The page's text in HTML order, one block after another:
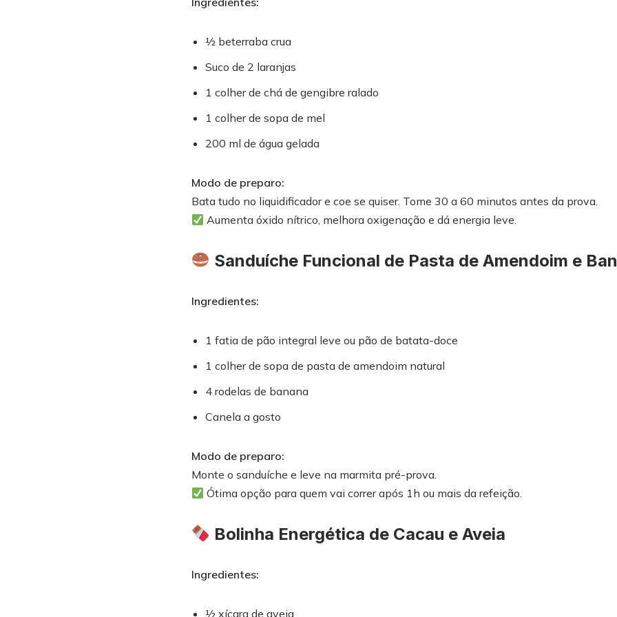
½ beterraba crua
Suco de 2 laranjas
1 colher de chá de gengibre ralado
1 colher de sopa de mel
200 ml de água gelada
Modo de preparo:
Bata tudo no liquidificador e coe se quiser. Tome 30 a 60 minutos antes da prova.
Aumenta óxido nítrico, melhora oxigenação e dá energia leve.
Sanduíche Funcional de Pasta de Amendoim e
Ingredientes:
1 fatia de pão integral leve ou pão de batata-doce
1 colher de sopa de pasta de amendoim natural
4 rodelas de banana
Canela a gosto
Modo de preparo:
Monte o sanduíche e leve na marmita pré-prova.
Ótima opção para quem vai correr após 1h ou mais da refeição.
Bolinha Energética de Cacau e Aveia
Ingredientes:
½ xícara de aveia